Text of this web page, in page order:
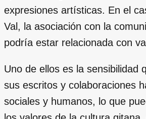
expresiones artísticas. En el
Val, la asociación con la
podría estar relacionada con
Uno de ellos es la sensibilidad
sus escritos y colaboraciones
sociales y humanos, lo que